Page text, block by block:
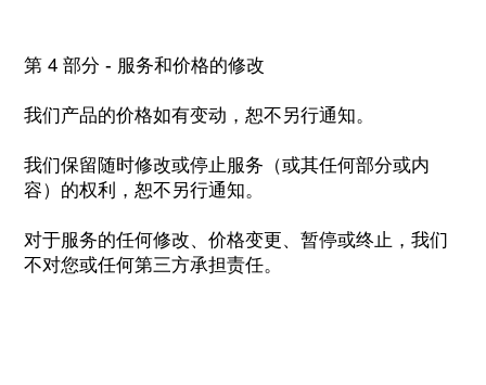
第 4 部分 - 服务和价格的修改
我们产品的价格如有变动，恕不另行通知。
我们保留随时修改或停止服务（或其任何部分或内
容）的权利，恕不另行通知。
对于服务的任何修改、价格变更、暂停或终止，我们
不对您或任何第三方承担责任。